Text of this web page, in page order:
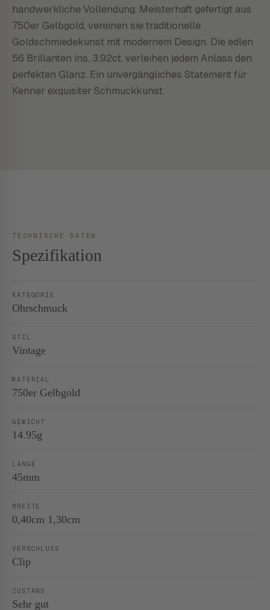
handwerkliche Vollendung. Meisterhaft gefertigt aus
750er Gelbgold, vereinen sie traditionelle
Goldschmiedekunst mit modernem Design. Die edlen
56 Brillanten ins. 3,92ct. verleihen jedem Anlass den
perfekten Glanz. Ein unvergängliches Statement für
Kenner exquisiter Schmuckkunst.
TECHNISCHE DATEN
Spezifikation
KATEGORIE
Ohrschmuck
STIL
Vintage
MATERIAL
750er Gelbgold
GEWICHT
14.95g
LÄNGE
45mm
BREITE
0,40cm 1,30cm
VERSCHLUSS
Clip
ZUSTAND
Sehr gut